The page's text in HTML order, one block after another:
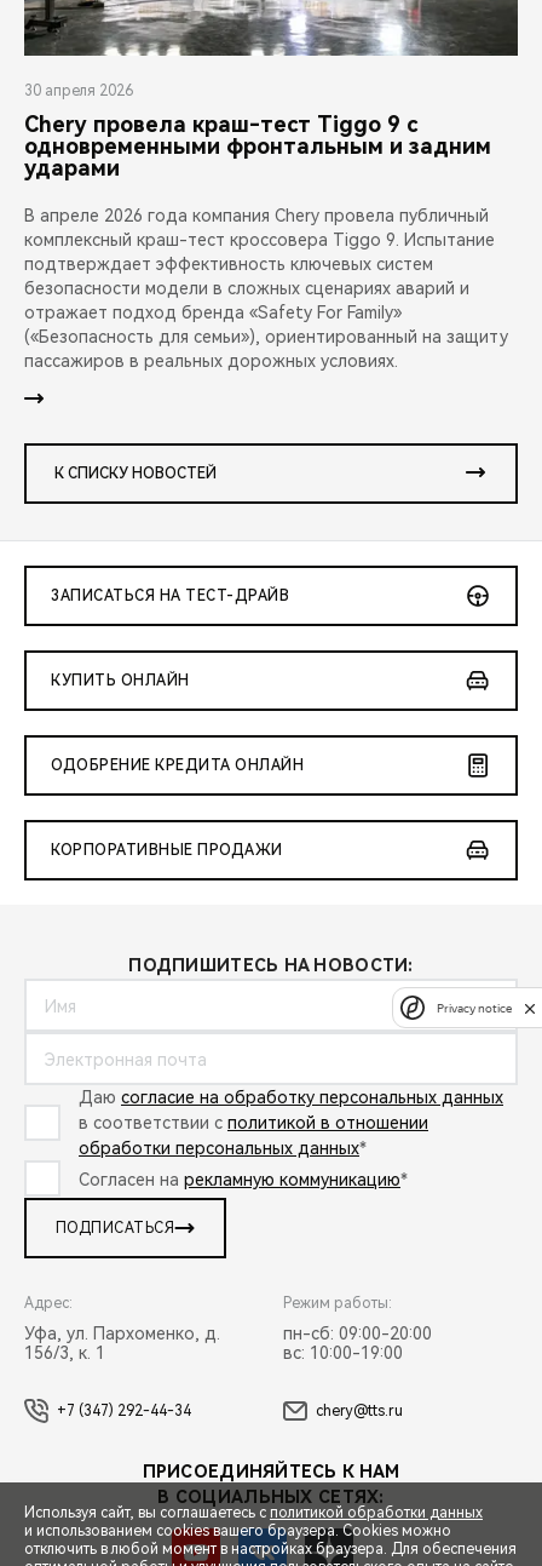
30 апреля 2026
Chery провела краш-тест Tiggo 9 с
одновременными фронтальным и задним
ударами
В апреле 2026 года компания Chery провела публичный
комплексный краш-тест кроссовера Tiggo 9. Испытание
подтверждает эффективность ключевых систем
безопасности модели в сложных сценариях аварий и
отражает подход бренда «Safety For Family»
(«Безопасность для семьи»), ориентированный на защиту
пассажиров в реальных дорожных условиях.
К СПИСКУ НОВОСТЕЙ
ЗАПИСАТЬСЯ НА ТЕСТ-ДРАЙВ
КУПИТЬ ОНЛАЙН
ОДОБРЕНИЕ КРЕДИТА ОНЛАЙН
КОРПОРАТИВНЫЕ ПРОДАЖИ
ПОДПИШИТЕСЬ НА НОВОСТИ:
Даю согласие на обработку персональных данных
в соответствии с политикой в отношении
обработки персональных данных*
Согласен на рекламную коммуникацию*
ПОДПИСАТЬСЯ
Адрес:
Уфа, ул. Пархоменко, д.
156/3, к. 1
Режим работы:
пн-сб: 09:00-20:00
вс: 10:00-19:00
+7 (347) 292-44-34 chery@tts.ru
ПРИСОЕДИНЯЙТЕСЬ К НАМ
В СОЦИАЛЬНЫХ СЕТЯХ:
Используя сайт, вы соглашаетесь с политикой обработки данных
и использованием cookies вашего браузера. Cookies можно
отключить в любой момент в настройках браузера. Для обеспечения
Privacy notice